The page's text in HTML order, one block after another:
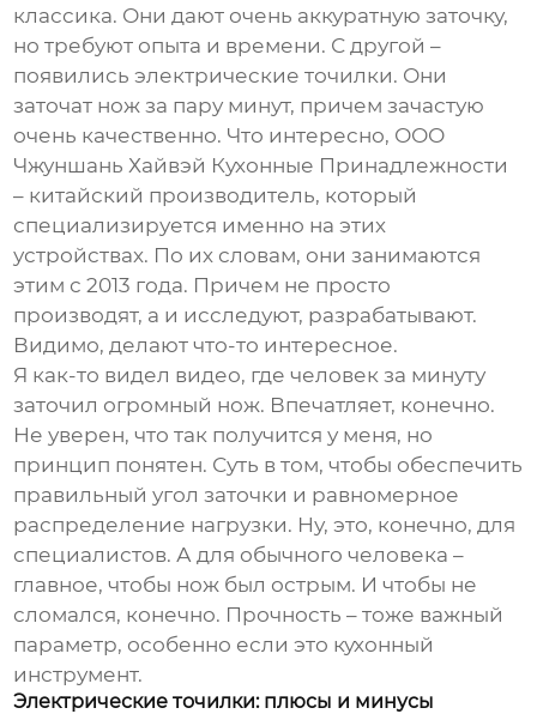
классика. Они дают очень аккуратную заточку,
но требуют опыта и времени. С другой –
появились электрические точилки. Они
заточат нож за пару минут, причем зачастую
очень качественно. Что интересно, ООО
Чжуншань Хайвэй Кухонные Принадлежности
– китайский производитель, который
специализируется именно на этих
устройствах. По их словам, они занимаются
этим с 2013 года. Причем не просто
производят, а и исследуют, разрабатывают.
Видимо, делают что-то интересное.
Я как-то видел видео, где человек за минуту
заточил огромный нож. Впечатляет, конечно.
Не уверен, что так получится у меня, но
принцип понятен. Суть в том, чтобы обеспечить
правильный угол заточки и равномерное
распределение нагрузки. Ну, это, конечно, для
специалистов. А для обычного человека –
главное, чтобы нож был острым. И чтобы не
сломался, конечно. Прочность – тоже важный
параметр, особенно если это кухонный
инструмент.
Электрические точилки: плюсы и минусы